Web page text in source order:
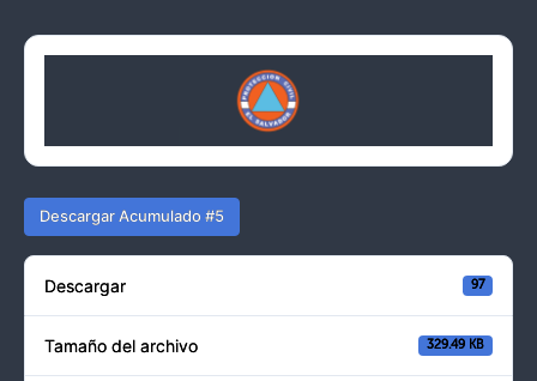
Descargar Acumulado #5
Descargar 97
Tamaño del archivo 329.49 KB